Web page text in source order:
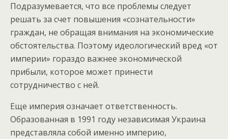
Подразумевается, что все проблемы следует
решать за счет повышения «сознательности»
граждан, не обращая внимания на экономические
обстоятельства. Поэтому идеологический вред «от
империи» гораздо важнее экономической
прибыли, которое может принести
сотрудничество с ней.
Еще империя означает ответственность.
Образованная в 1991 году независимая Украина
представляла собой именно империю,